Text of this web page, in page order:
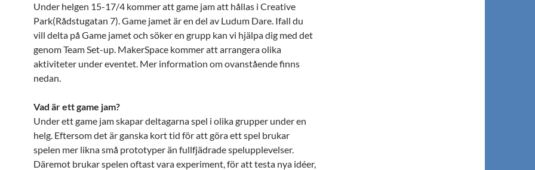
Under helgen 15-17/4 kommer att game jam att hållas i Creative
Park(Rådstugatan 7). Game jamet är en del av Ludum Dare. Ifall du
vill delta på Game jamet och söker en grupp kan vi hjälpa dig med det
genom Team Set-up. MakerSpace kommer att arrangera olika
aktiviteter under eventet. Mer information om ovanstående finns
nedan.
Vad är ett game jam?
Under ett game jam skapar deltagarna spel i olika grupper under en
helg. Eftersom det är ganska kort tid för att göra ett spel brukar
spelen mer likna små prototyper än fullfjädrade spelupplevelser.
Däremot brukar spelen oftast vara experiment, för att testa nya idéer,